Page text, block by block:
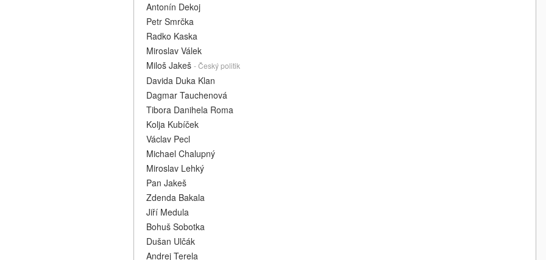
Antonín Dekoj
Petr Smrčka
Radko Kaska
Miroslav Válek
Miloš Jakeš - Český politik
Davida Duka Klan
Dagmar Tauchenová
Tibora Danihela Roma
Kolja Kubíček
Václav Pecl
Michael Chalupný
Miroslav Lehký
Pan Jakeš
Zdenda Bakala
Jiří Medula
Bohuš Sobotka
Dušan Ulčák
Andrej Terela